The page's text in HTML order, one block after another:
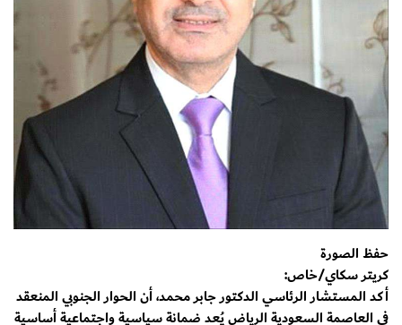
حفظ الصورة
كريتر سكاي/خاص:
أكد المستشار الرئاسي الدكتور جابر محمد، أن الحوار الجنوبي المنعقد
في العاصمة السعودية الرياض يُعد ضمانة سياسية واجتماعية أساسية